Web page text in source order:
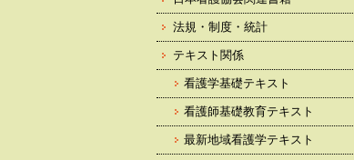
法規・制度・統計
テキスト関係
看護学基礎テキスト
看護師基礎教育テキスト
最新地域看護学テキスト